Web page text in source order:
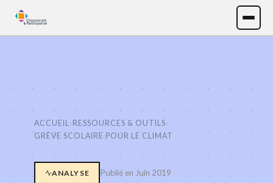
ACCUEIL› RESSOURCES & OUTILS›
GRÈVE SCOLAIRE POUR LE CLIMAT
ANALYSE Publié en Juin 2019